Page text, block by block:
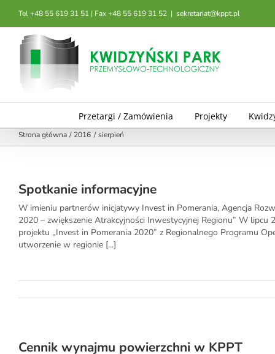
zawartości
Tel +48 55 619 31 51 | Fax +48 55 619 31 52 | sekretariat@kppt.pl
Przetargi / Zamówienia Projekty
Strona główna 2016 sierpień
Spotkanie informacyjne
W imieniu partnerów inicjatywy Invest in Pomerania, Agencja
2020 – zwiększenie Atrakcyjności Inwestycyjnej Regionu” W
projektu „Invest in Pomerania 2020” z Regionalnego Programu
utworzenie w regionie [...]
Cennik wynajmu powierzchni w KPPT